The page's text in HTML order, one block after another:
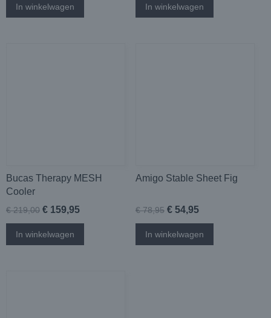
In winkelwagen In winkelwagen
Bucas Therapy MESH
Cooler
€ 219,00 € 159,95
In winkelwagen
Amigo Stable Sheet Fig
€ 78,95 € 54,95
In winkelwagen